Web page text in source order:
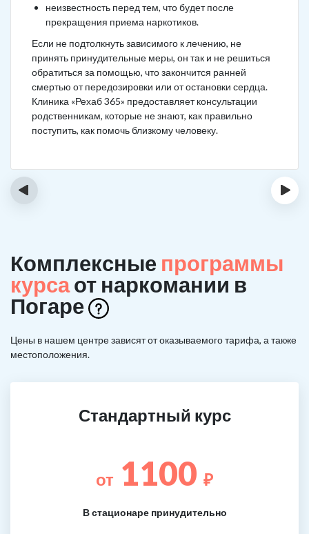
неизвестность перед тем, что будет после
прекращения приема наркотиков.
Если не подтолкнуть зависимого к лечению, не
принять принудительные меры, он так и не решиться
обратиться за помощью, что закончится ранней
смертью от передозировки или от остановки сердца.
Клиника «Рехаб 365» предоставляет консультации
родственникам, которые не знают, как правильно
поступить, как помочь близкому человеку.
‹ ›
Комплексные программы
курсаот наркомании в
Погаре
Цены в нашем центре зависят от оказываемого тарифа, а также
местоположения.
Стандартный курс
от 1100 ₽
В стационаре принудительно